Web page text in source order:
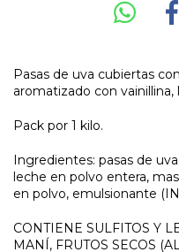
Pasas de uva cubiertas
aromatizado con
Pack por 1 kilo.
Ingredientes: pasas de
leche en polvo entera,
en polvo, emulsionante
CONTIENE SULFITOS Y
MANÍ, FRUTOS SECOS